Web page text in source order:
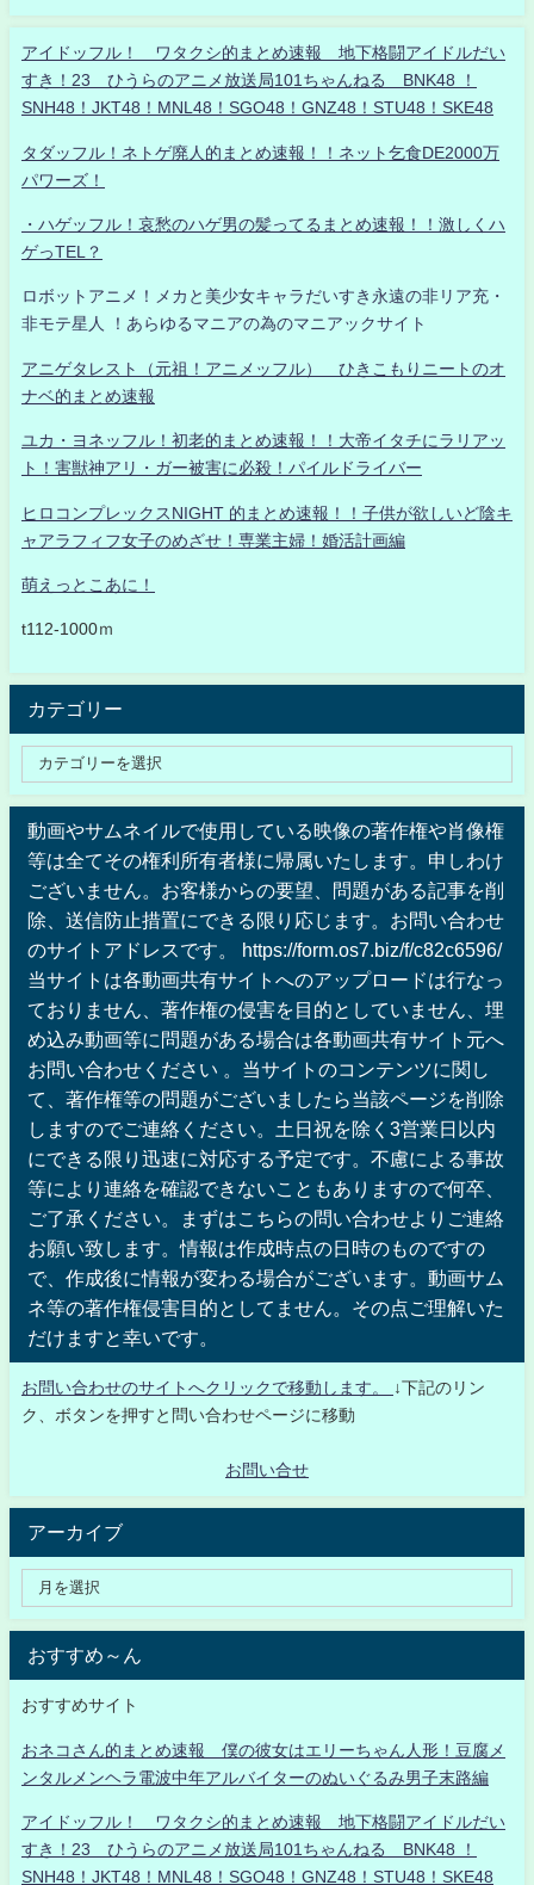
アイドッフル！ ワタクシ的まとめ速報 地下格闘アイドルだい
すき！23 ひうらのアニメ放送局101ちゃんねる BNK48 ！
SNH48！JKT48！MNL48！SGO48！GNZ48！STU48！SKE48
タダッフル！ネトゲ廃人的まとめ速報！！ネット乞食DE2000万
パワーズ！
・ハゲッフル！哀愁のハゲ男の髪ってるまとめ速報！！激しくハ
ゲっTEL？
ロボットアニメ！メカと美少女キャラだいすき永遠の非リア充・
非モテ星人 ！あらゆるマニアの為のマニアックサイト
アニゲタレスト（元祖！アニメッフル） ひきこもりニートのオ
ナベ的まとめ速報
ユカ・ヨネッフル！初老的まとめ速報！！大帝イタチにラリアッ
ト！害獣神アリ・ガー被害に必殺！パイルドライバー
ヒロコンプレックスNIGHT 的まとめ速報！！子供が欲しいど陰キ
ャアラフィフ女子のめざせ！専業主婦！婚活計画編
萌えっとこあに！
t112-1000ｍ
カテゴリー
動画やサムネイルで使用している映像の著作権や肖像権
等は全てその権利所有者様に帰属いたします。申しわけ
ございません。お客様からの要望、問題がある記事を削
除、送信防止措置にできる限り応じます。お問い合わせ
のサイトアドレスです。 https://form.os7.biz/f/c82c6596/
当サイトは各動画共有サイトへのアップロードは行なっ
ておりません、著作権の侵害を目的としていません、埋
め込み動画等に問題がある場合は各動画共有サイト元へ
お問い合わせください 。当サイトのコンテンツに関し
て、著作権等の問題がございましたら当該ページを削除
しますのでご連絡ください。土日祝を除く3営業日以内
にできる限り迅速に対応する予定です。不慮による事故
等により連絡を確認できないこともありますので何卒、
ご了承ください。まずはこちらの問い合わせよりご連絡
お願い致します。情報は作成時点の日時のものですの
で、作成後に情報が変わる場合がございます。動画サム
ネ等の著作権侵害目的としてません。その点ご理解いた
だけますと幸いです。
お問い合わせのサイトへクリックで移動します。
↓下記のリン
ク、ボタンを押すと問い合わせページに移動
お問い合せ
アーカイブ
おすすめ～ん
おすすめサイト
おネコさん的まとめ速報 僕の彼女はエリーちゃん人形！豆腐メ
ンタルメンヘラ電波中年アルバイターのぬいぐるみ男子末路編
アイドッフル！ ワタクシ的まとめ速報 地下格闘アイドルだい
すき！23 ひうらのアニメ放送局101ちゃんねる BNK48 ！
SNH48！JKT48！MNL48！SGO48！GNZ48！STU48！SKE48